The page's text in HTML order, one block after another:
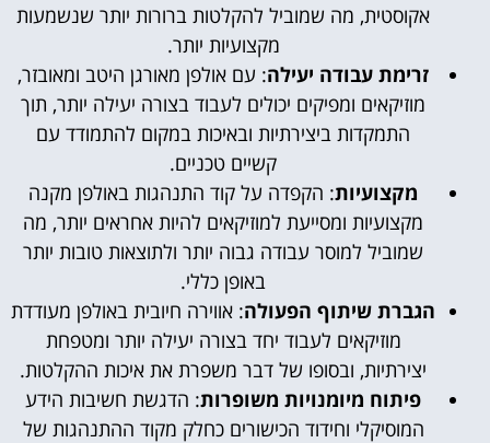
אקוסטית, מה שמוביל להקלטות ברורות יותר שנשמעות
מקצועיות יותר.
זרימת עבודה יעילה: עם אולפן מאורגן היטב ומאובזר,
מוזיקאים ומפיקים יכולים לעבוד בצורה יעילה יותר, תוך
התמקדות ביצירתיות ובאיכות במקום להתמודד עם
קשיים טכניים.
מקצועיות: הקפדה על קוד התנהגות באולפן מקנה
מקצועיות ומסייעת למוזיקאים להיות אחראים יותר, מה
שמוביל למוסר עבודה גבוה יותר ולתוצאות טובות יותר
באופן כללי.
הגברת שיתוף הפעולה: אווירה חיובית באולפן מעודדת
מוזיקאים לעבוד יחד בצורה יעילה יותר ומטפחת
יצירתיות, ובסופו של דבר משפרת את איכות ההקלטות.
פיתוח מיומנויות משופרות: הדגשת חשיבות הידע
המוסיקלי וחידוד הכישורים כחלק מקוד ההתנהגות של